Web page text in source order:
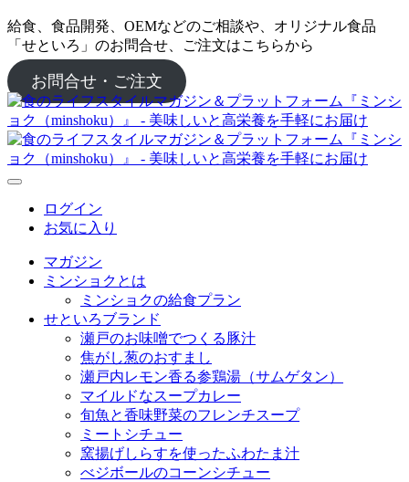
給食、食品開発、OEMなどのご相談や、オリジナル食品
「せといろ」のお問合せ、ご注文はこちらから
お問合せ・ご注文
ログイン
お気に入り
マガジン
ミンショクとは
ミンショクの給食プラン
せといろブランド
瀬戸のお味噌でつくる豚汁
焦がし葱のおすまし
瀬戸内レモン香る参鶏湯（サムゲタン）
マイルドなスープカレー
旬魚と香味野菜のフレンチスープ
ミートシチュー
窯揚げしらすを使ったふわたま汁
べジボールのコーンシチュー